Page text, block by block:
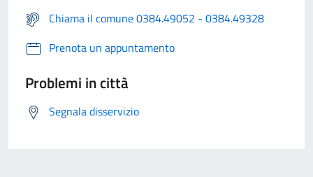
Chiama il comune 0384.49052 - 0384.49328
Prenota un appuntamento
Problemi in città
Segnala disservizio